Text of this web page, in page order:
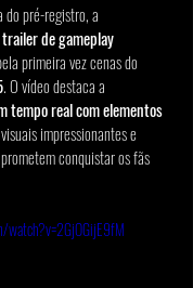
do pré-registro, a
trailer de gameplay
primeira vez cenas do
. O vídeo destaca a
tempo real com elementos
impressionantes e
conquistar os fãs